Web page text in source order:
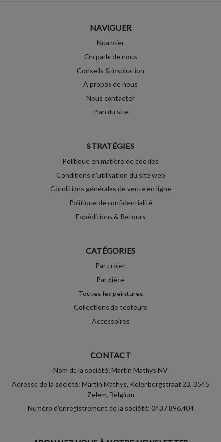
NAVIGUER
Nuancier
On parle de nous
Conseils & inspiration
À propos de nous
Nous contacter
Plan du site
STRATÉGIES
Politique en matière de cookies
Conditions d'utilisation du site web
Conditions générales de vente en ligne
Politique de confidentialité
Expéditions & Retours
CATÉGORIES
Par projet
Par pièce
Toutes les peintures
Collections de testeurs
Accessoires
CONTACT
Nom de la société: Martin Mathys NV
Adresse de la société: Martin Mathys, Kolenbergstraat 23, 3545
Zelem, Belgium
Numéro d'enregistrement de la société: 0437.896.404